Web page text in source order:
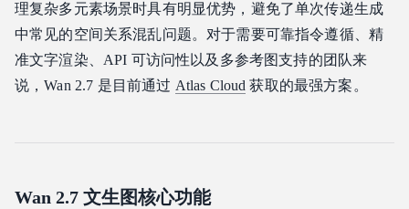
理复杂多元素场景时具有明显优势，避免了单次传递生成
中常见的空间关系混乱问题。对于需要可靠指令遵循、精
准文字渲染、API 可访问性以及多参考图支持的团队来
说，Wan 2.7 是目前通过 Atlas Cloud 获取的最强方案。
Wan 2.7 文生图核心功能